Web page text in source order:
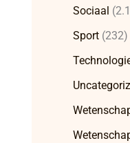
Sociaal
Sport (232)